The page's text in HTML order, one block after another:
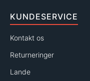
KUNDESERVICE
Kontakt os
Returneringer
Lande